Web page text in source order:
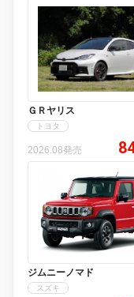
ＧＲヤリス
トヨタ
2026.08発売
ジムニーノマド
スズキ